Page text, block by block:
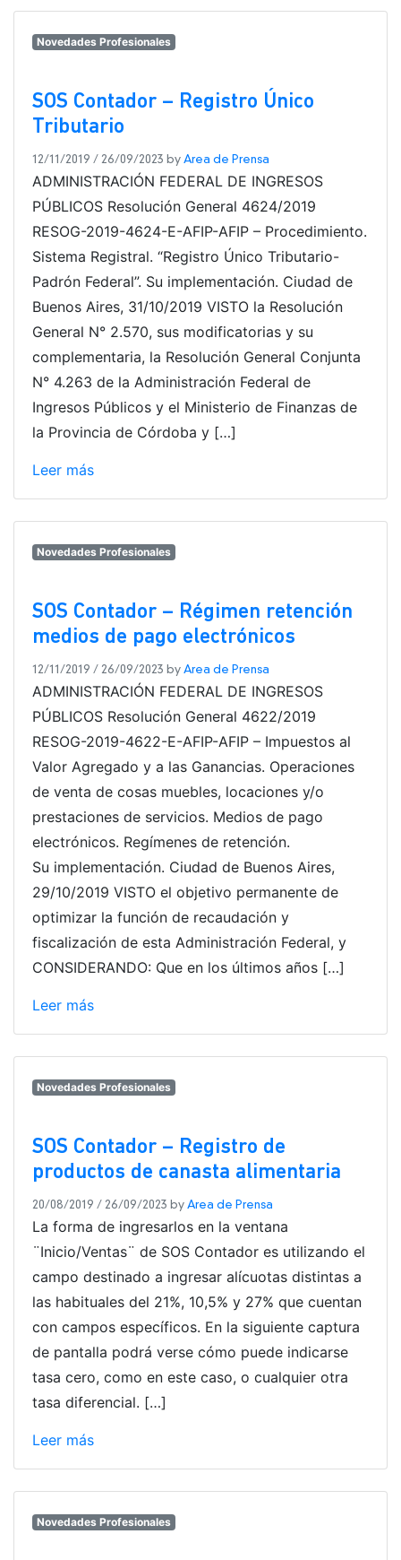
Novedades Profesionales
SOS Contador – Registro Único
Tributario
12/11/2019 / 26/09/2023 by Area de Prensa
ADMINISTRACIÓN FEDERAL DE INGRESOS
PÚBLICOS Resolución General 4624/2019
RESOG-2019-4624-E-AFIP-AFIP – Procedimiento.
Sistema Registral. “Registro Único Tributario-
Padrón Federal”. Su implementación. Ciudad de
Buenos Aires, 31/10/2019 VISTO la Resolución
General N° 2.570, sus modificatorias y su
complementaria, la Resolución General Conjunta
N° 4.263 de la Administración Federal de
Ingresos Públicos y el Ministerio de Finanzas de
la Provincia de Córdoba y […]
Leer más
Novedades Profesionales
SOS Contador – Régimen retención
medios de pago electrónicos
12/11/2019 / 26/09/2023 by Area de Prensa
ADMINISTRACIÓN FEDERAL DE INGRESOS
PÚBLICOS Resolución General 4622/2019
RESOG-2019-4622-E-AFIP-AFIP – Impuestos al
Valor Agregado y a las Ganancias. Operaciones
de venta de cosas muebles, locaciones y/o
prestaciones de servicios. Medios de pago
electrónicos. Regímenes de retención.
Su implementación. Ciudad de Buenos Aires,
29/10/2019 VISTO el objetivo permanente de
optimizar la función de recaudación y
fiscalización de esta Administración Federal, y
CONSIDERANDO: Que en los últimos años […]
Leer más
Novedades Profesionales
SOS Contador – Registro de
productos de canasta alimentaria
20/08/2019 / 26/09/2023 by Area de Prensa
La forma de ingresarlos en la ventana
¨Inicio/Ventas¨ de SOS Contador es utilizando el
campo destinado a ingresar alícuotas distintas a
las habituales del 21%, 10,5% y 27% que cuentan
con campos específicos. En la siguiente captura
de pantalla podrá verse cómo puede indicarse
tasa cero, como en este caso, o cualquier otra
tasa diferencial. […]
Leer más
Novedades Profesionales